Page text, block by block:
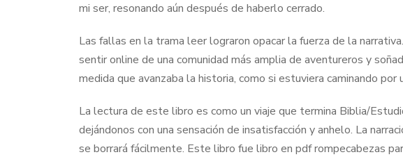
mi ser, resonando aún después de haberlo cerrado.
Las fallas en la trama leer lograron opacar la fuerza de la
sentir online de una comunidad más amplia de aventureros y
medida que avanzaba la historia, como si estuviera caminando por
La lectura de este libro es como un viaje que termina Biblia/
dejándonos con una sensación de insatisfacción y anhelo. La
se borrará fácilmente. Este libro fue libro en pdf rompecabezas